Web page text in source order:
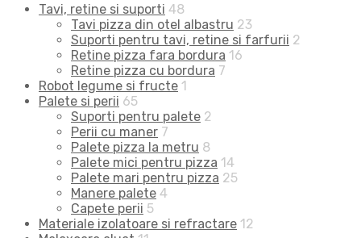
Tavi, retine si suporti 48
Tavi pizza din otel albastru 23
Suporti pentru tavi, retine si farfurii 2
Retine pizza fara bordura 16
Retine pizza cu bordura 7
Robot legume si fructe 1
Palete si perii 65
Suporti pentru palete 2
Perii cu maner 7
Palete pizza la metru 8
Palete mici pentru pizza 14
Palete mari pentru pizza 25
Manere palete 4
Capete perii 5
Materiale izolatoare si refractare 12